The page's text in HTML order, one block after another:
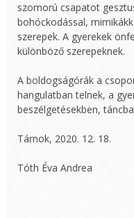
szomorú csapatot
bohóckodással,
szerepek. A gyerekek
különböző szerepeknek.
A boldogságórák a
hangulatban telnek, a
beszélgetésekben,
Tárnok, 2020. 12. 18.
Tóth Éva Andrea